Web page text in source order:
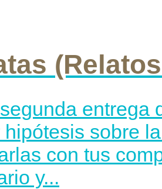
entrega
sobre
con tus
y...